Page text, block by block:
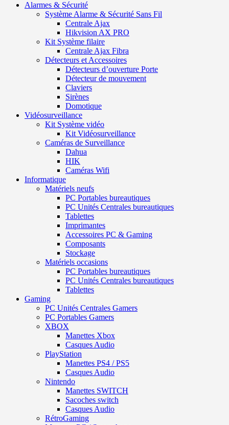
Alarmes & Sécurité
Système Alarme & Sécurité Sans Fil
Centrale Ajax
Hikvision AX PRO
Kit Système filaire
Centrale Ajax Fibra
Détecteurs et Accessoires
Détecteurs d’ouverture Porte
Détecteur de mouvement
Claviers
Sirènes
Domotique
Vidéosurveillance
Kit Système vidéo
Kit Vidéosurveillance
Caméras de Surveillance
Dahua
HIK
Caméras Wifi
Informatique
Matériels neufs
PC Portables bureautiques
PC Unités Centrales bureautiques
Tablettes
Imprimantes
Accessoires PC & Gaming
Composants
Stockage
Matériels occasions
PC Portables bureautiques
PC Unités Centrales bureautiques
Tablettes
Gaming
PC Unités Centrales Gamers
PC Portables Gamers
XBOX
Manettes Xbox
Casques Audio
PlayStation
Manettes PS4 / PS5
Casques Audio
Nintendo
Manettes SWITCH
Sacoches switch
Casques Audio
RétroGaming